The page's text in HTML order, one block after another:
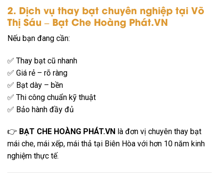
2. Dịch vụ thay bạt chuyên nghiệp tại Võ
Thị Sáu – Bạt Che Hoàng Phát.VN
Nếu bạn đang cần:
✅ Thay bạt cũ nhanh
✅ Giá rẻ – rõ ràng
✅ Bạt dày – bền
✅ Thi công chuẩn kỹ thuật
✅ Bảo hành đầy đủ
👉 BẠT CHE HOÀNG PHÁT.VN là đơn vị chuyên thay bạt
mái che, mái xếp, mái thả tại Biên Hòa với hơn 10 năm kinh
nghiệm thực tế.